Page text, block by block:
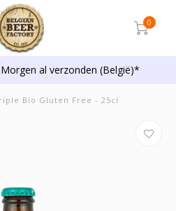
0
al verzonden (België)*
Bio Gluten Free - 25cl